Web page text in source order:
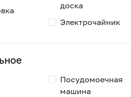
доска
Электрочайник
Посудомоечная
машина